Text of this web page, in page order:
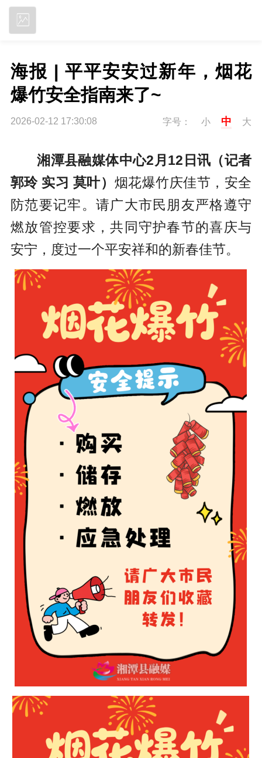
海报 | 平平安安过新年，烟花
爆竹安全指南来了~
2026-02-12 17:30:08 字号： 小 中 大
湘潭县融媒体中心2月12日讯（记者
郭玲 实习 莫叶） 烟花爆竹庆佳节，安全
防范要记牢。请广大市民朋友严格遵守
燃放管控要求，共同守护春节的喜庆与
安宁，度过一个平安祥和的新春佳节。